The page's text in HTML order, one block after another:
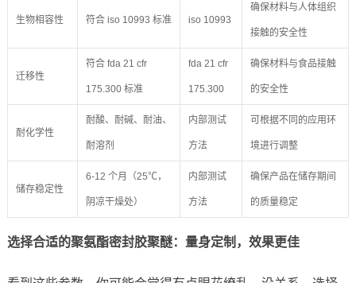
生物相容性 符合 iso 10993 标准 iso 10993
确保材料与人体组织
接触的安全性
迁移性
符合 fda 21 cfr
175.300 标准
fda 21 cfr
175.300
确保材料与食品接触
的安全性
耐化学性
耐酸、耐碱、耐油、
耐溶剂
内部测试
方法
可根据不同的应用环
境进行调整
储存稳定性
6-12 个月（25℃，
阴凉干燥处）
内部测试
方法
确保产品在储存期间
的质量稳定
选择合适的聚氨酯密封胶聚醚：量身定制，效果更佳